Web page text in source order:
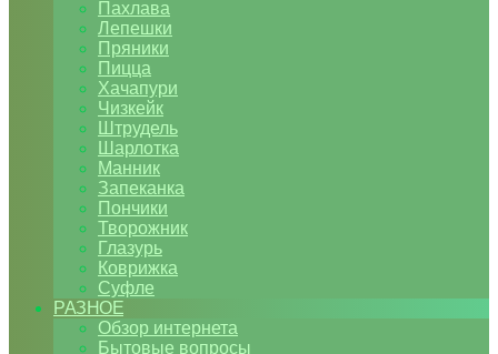
Пахлава
Лепешки
Пряники
Пицца
Хачапури
Чизкейк
Штрудель
Шарлотка
Манник
Запеканка
Пончики
Творожник
Глазурь
Коврижка
Суфле
РАЗНОЕ
Обзор интернета
Бытовые вопросы